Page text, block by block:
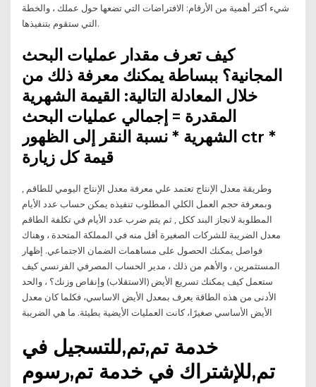
شيء أكثر أهمية من الأرقام: الافتراضات التي تضعها حول عملك ، والخطة
التي ستقوم بتنفيذها.
كيف تعرف مقدار عمليات البحث
المجانية؟ ببساطة يمكنك معرفة ذلك من
خلال المعادلة التالية: القيمة الشهرية
المقدرة = إجمالي عمليات البحث
الشهرية * نسبة النقر إلى الظهور ctr *
قيمة كل زيارة
وطريقة معدل الإنتاج تعتمد علي معرفة معدل الإنتاج اليومي للطاقم ,
وبمعرفة حجم العمل الكلي المطلوب تنفيذه يمكن حساب عدد الأيام
المطلوبة لانجاز البند ككل , ثم يتم ضرب عدد الأيام في تكلفة الطاقم
معدل الضريبة للشركات الصغيرة أقل منه في المملكة المتحدة ، وهناك
فواصل يمكنك الحصول على مساهمات الضمان الاجتماعي. إظهار
المستثمرين ، والأهم من ذلك ، مدير الحساب المصرفي الفرنسي كيف
ستعمل كيف يمكنك تسريع الأيض (الاستقلاب) وإنقاص وزنك؟ ، والحد
الأدنى من هذه الطاقة يعرف بمعدل الأيض الاساسي، فكلما كان معدل
الأيض الأساسي صغيرًا، كانت العمليات الأيضية بطيئة. ما هي الضريبة
خدمة تم,تم,للتسجيل في
تم,للإشتراك في خدمة تم,رسوم